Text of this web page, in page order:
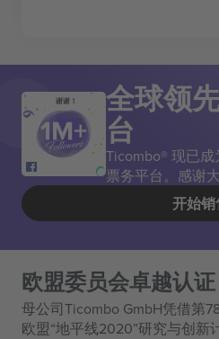
谢谢！ 全球领
台
Ticombo® 现已
票务平台。感谢
开始销
欧盟委员会卓越认证
母公司Ticombo GmbH凭借第
欧盟“地平线2020”研究与创新